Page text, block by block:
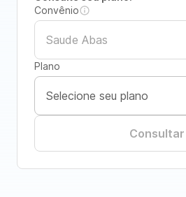
Convênio
Plano
Consultar